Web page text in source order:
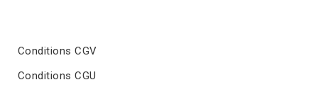
Conditions CGV
Conditions CGU